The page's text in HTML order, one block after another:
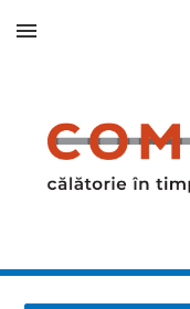
Skip to main content